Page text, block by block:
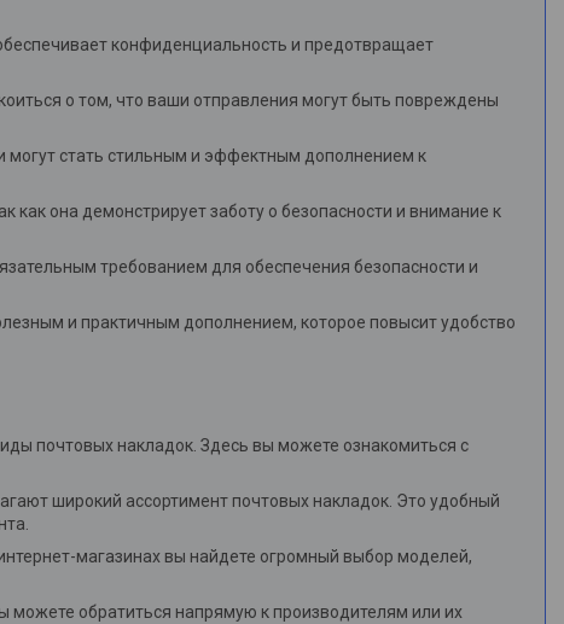
конфиденциальность и предотвращает
о том, что ваши отправления могут быть повреждены
могут стать стильным и эффектным дополнением к
она демонстрирует заботу о безопасности и внимание к
требованием для обеспечения безопасности и
и практичным дополнением, которое повысит удобство
почтовых накладок. Здесь вы можете ознакомиться с
широкий ассортимент почтовых накладок. Это удобный
магазинах вы найдете огромный выбор моделей,
обратиться напрямую к производителям или их